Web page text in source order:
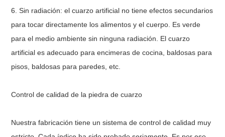
6. Sin radiación: el cuarzo artificial no tiene efectos secundarios
para tocar directamente los alimentos y el cuerpo. Es verde
para el medio ambiente sin ninguna radiación. El cuarzo
artificial es adecuado para encimeras de cocina, baldosas para
pisos, baldosas para paredes, etc.
Control de calidad de la piedra de cuarzo
Nuestra fabricación tiene un sistema de control de calidad muy